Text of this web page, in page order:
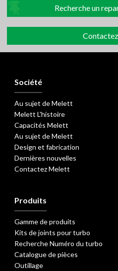
Recherche un
Société
Au sujet de Melett
Melett L'histoire
Capacités Melett
Au sujet de Melett
Design et fabrication
Dernières nouvelles
Contactez Melett
Produits
Gamme de produits
Kits de joints pour turbo
Recherche Numéro du turbo
Catalogue de pièces
Outillage